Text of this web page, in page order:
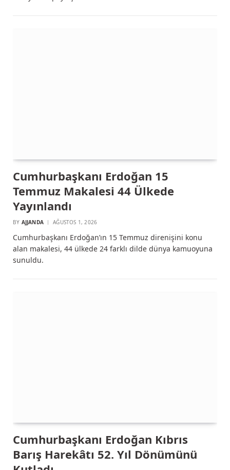
Cumhurbaşkanı Erdoğan 15
Temmuz Makalesi 44 Ülkede
Yayınlandı
BY AJJANDA AĞUSTOS 1, 2026
Cumhurbaşkanı Erdoğan’ın 15 Temmuz direnişini konu
alan makalesi, 44 ülkede 24 farklı dilde dünya kamuoyuna
sunuldu.
Cumhurbaşkanı Erdoğan Kıbrıs
Barış Harekâtı 52. Yıl Dönümünü